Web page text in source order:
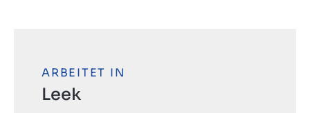
ARBEITET IN
Leek